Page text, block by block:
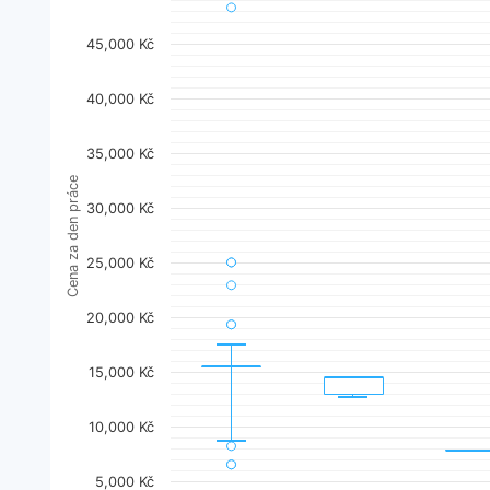
The chart has 1 X axis displaying categories.
Cena za den práce
5,000 Kč
10,000 Kč
15,000 Kč
20,000 Kč
25,000 Kč
30,000 Kč
35,000 Kč
40,000 Kč
45,000 Kč